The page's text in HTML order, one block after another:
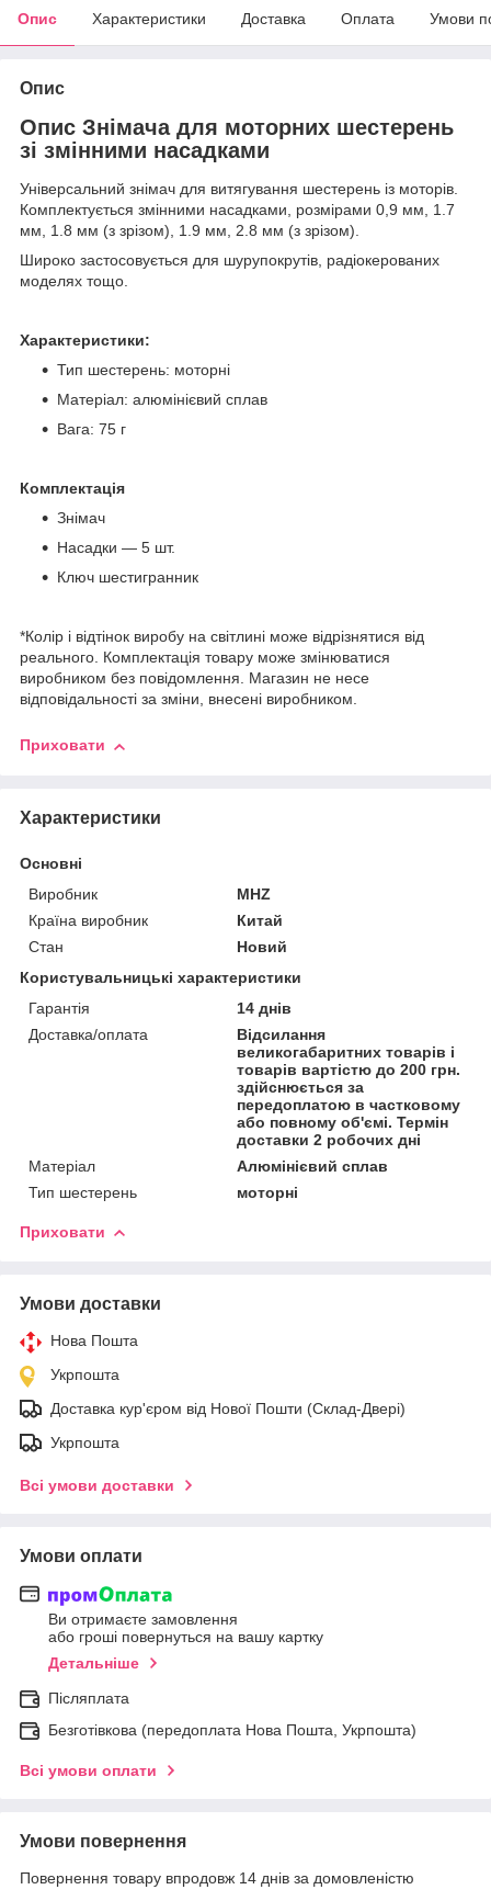
Опис Характеристики Доставка Оплата Умови
Опис
Опис Знімача для моторних шестерень
зі змінними насадками
Універсальний знімач для витягування шестерень із моторів.
Комплектується змінними насадками, розмірами 0,9 мм, 1.7
мм, 1.8 мм (з зрізом), 1.9 мм, 2.8 мм (з зрізом).
Широко застосовується для шурупокрутів, радіокерованих
моделях тощо.
Характеристики:
Тип шестерень: моторні
Матеріал: алюмінієвий сплав
Вага: 75 г
Комплектація
Знімач
Насадки — 5 шт.
Ключ шестигранник
*Колір і відтінок виробу на світлині може відрізнятися від
реального. Комплектація товару може змінюватися
виробником без повідомлення. Магазин не несе
відповідальності за зміни, внесені виробником.
Приховати
Характеристики
Основні
Виробник
MHZ
Країна виробник
Китай
Стан
Новий
Користувальницькі характеристики
Гарантія
14 днів
Доставка/оплата
Відсилання
великогабаритних товарів і
товарів вартістю до 200 грн.
здійснюється за
передоплатою в частковому
або повному об'ємі. Термін
доставки 2 робочих дні
Матеріал
Алюмінієвий сплав
Тип шестерень
моторні
Приховати
Умови доставки
Нова Пошта
Укрпошта
Доставка кур'єром від Нової Пошти (Склад-Двері)
Укрпошта
Всі умови доставки
Умови оплати
Ви отримаєте замовлення
або гроші повернуться на вашу картку
Детальніше
Післяплата
Безготівкова (передоплата Нова Пошта, Укрпошта)
Всі умови оплати
Умови повернення
Повернення товару впродовж 14 днів за домовленістю